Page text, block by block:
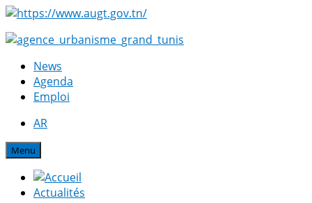
News
Agenda
Emploi
AR
Menu
Actualités